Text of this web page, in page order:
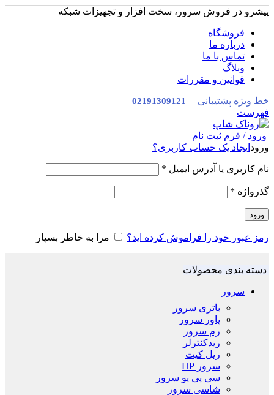
پیشرو در فروش سرور، سخت افزار و تجهیزات شبکه
فروشگاه
درباره ما
تماس با ما
وبلاگ
قوانین و مقررات
خط ویژه پشتیبانی 02191309121
فهرست
ورود / فرم ثبت نام
ورود ایجاد یک حساب کاربری؟
نام کاربری یا آدرس ایمیل *
گذرواژه *
ورود
رمز عبور خود را فراموش کرده اید؟ مرا به خاطر بسپار
دسته بندی محصولات
سرور
باتری سرور
پاور سرور
رم سرور
ریدکنترلر
ریل کیت
سرور HP
سی پی یو سرور
شاسی سرور